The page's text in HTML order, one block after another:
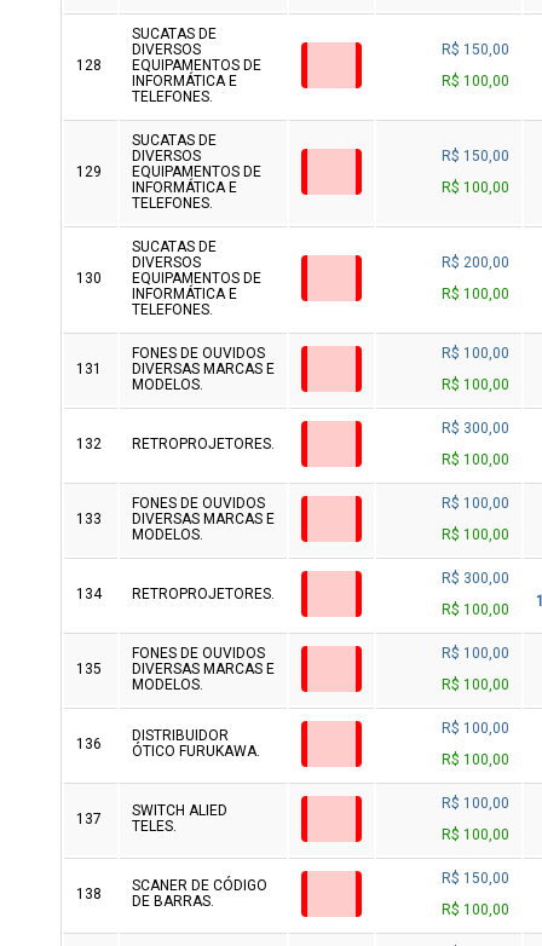
128
SUCATAS DE
DIVERSOS
EQUIPAMENTOS DE
INFORMÁTICA E
TELEFONES.
R$ 150,00
R$ 100,00
129
SUCATAS DE
DIVERSOS
EQUIPAMENTOS DE
INFORMÁTICA E
TELEFONES.
R$ 150,00
R$ 100,00
130
SUCATAS DE
DIVERSOS
EQUIPAMENTOS DE
INFORMÁTICA E
TELEFONES.
R$ 200,00
R$ 100,00
131
FONES DE OUVIDOS
DIVERSAS MARCAS E
MODELOS.
R$ 100,00
R$ 100,00
132 RETROPROJETORES.
R$ 300,00
R$ 100,00
133
FONES DE OUVIDOS
DIVERSAS MARCAS E
MODELOS.
R$ 100,00
R$ 100,00
134 RETROPROJETORES.
R$ 300,00
R$ 100,00
135
FONES DE OUVIDOS
DIVERSAS MARCAS E
MODELOS.
R$ 100,00
R$ 100,00
136
DISTRIBUIDOR
ÓTICO FURUKAWA.
R$ 100,00
R$ 100,00
137
SWITCH ALIED
TELES.
R$ 100,00
R$ 100,00
138
SCANER DE CÓDIGO
DE BARRAS.
R$ 150,00
R$ 100,00